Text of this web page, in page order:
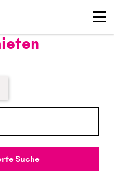
Suche